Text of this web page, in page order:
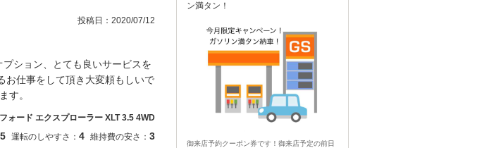
投稿日： 2020/07/12
ション、とても良いサービスを
お仕事をして頂き大変頼もしいで
す。
フォード エクスプローラー XLT 3.5 4WD
5 運転のしやすさ： 4 維持費の安さ： 3
ン満タン！
御来店予約クーポン券です！御来店予定の前日